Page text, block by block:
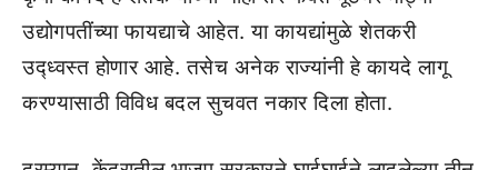
उद्योगपतींच्या फायद्याचे आहेत. या कायद्यांमुळे शेतकरी
उद्ध्वस्त होणार आहे. तसेच अनेक राज्यांनी हे कायदे लागू
करण्यासाठी विविध बदल सुचवत नकार दिला होता.